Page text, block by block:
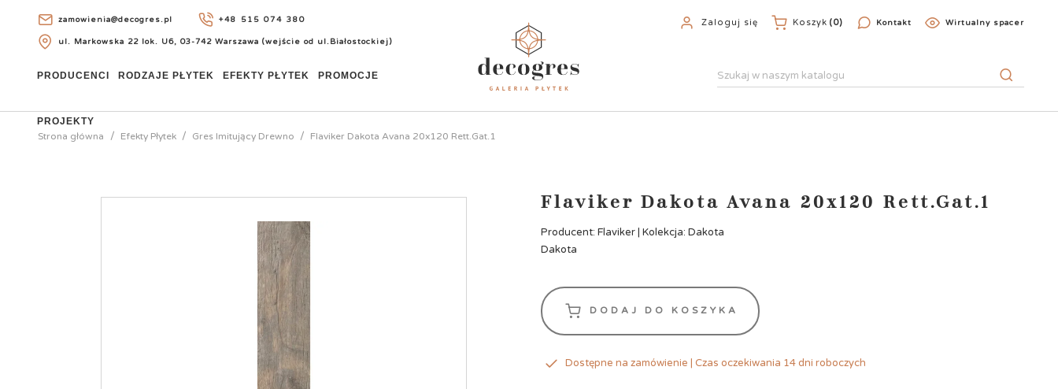
zamowienia@decogres.pl +48 515 074 380
ul. Markowska 22 lok. U6, 03-742 Warszawa (wejście od ul.Białostockiej)
Zaloguj się Koszyk (0) Kontakt Wirtualny spacer
PRODUCENCI RODZAJE PŁYTEK EFEKTY PŁYTEK PROMOCJE
PROJEKTY
Strona główna
Efekty Płytek Gres Imitujący Drewno Flaviker Dakota Avana 20x120 Rett.Gat.1
Flaviker Dakota Avana 20x120 Rett.Gat.1
Producent: Flaviker | Kolekcja: Dakota
Dakota
DODAJ DO KOSZYKA
Dostępne na zamówienie | Czas oczekiwania 14 dni roboczych